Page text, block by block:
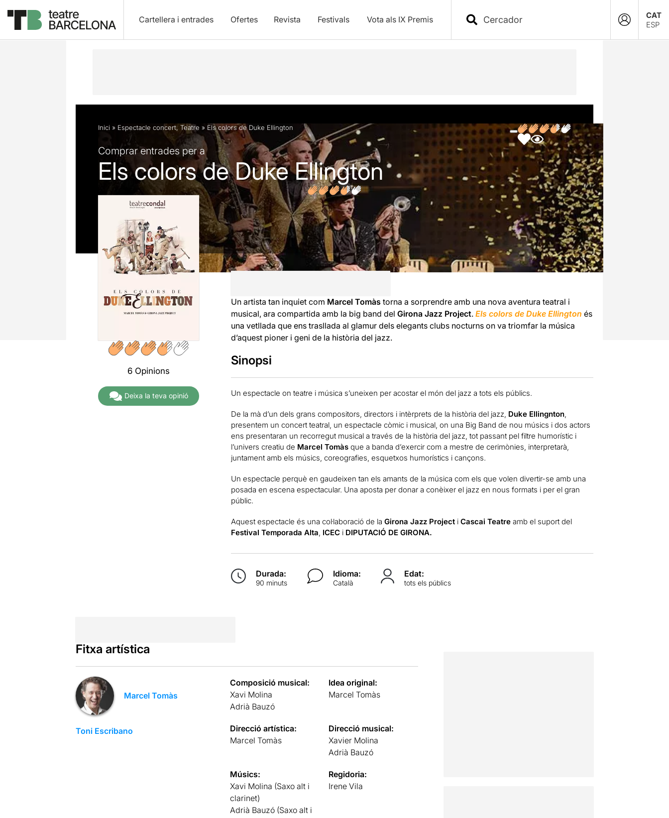
Cartellera i entrades Ofertes Revista Festivals Vota als IX Premis
CAT
ESP
Descripció Fitxa artística Fotos i vídeos Opinions
Inici » Espectacle concert, Teatre » Els colors de Duke Ellington
Comprar entrades per a
Els colors de Duke Ellington
6 Opinions
Deixa la teva opinió
Un artista tan inquiet com Marcel Tomàs torna a sorprendre amb una nova aventura teatral i
musical, ara compartida amb la big band del Girona Jazz Project. Els colors de Duke Ellington és
una vetllada que ens trasllada al glamur dels elegants clubs nocturns on va triomfar la música
d’aquest pioner i geni de la història del jazz.
Sinopsi
Un espectacle on teatre i música s’uneixen per acostar el món del jazz a tots els públics.
De la mà d’un dels grans compositors, directors i intèrprets de la història del jazz, Duke Ellingnton,
presentem un concert teatral, un espectacle còmic i musical, on una Big Band de nou músics i dos actors
ens presentaran un recorregut musical a través de la història del jazz, tot passant pel filtre humorístic i
l’univers creatiu de Marcel Tomàsque a banda d’exercir com a mestre de cerimònies, interpretarà,
juntament amb els músics, coreografies, esquetxos humorístics i cançons.
Un espectacle perquè en gaudeixen tan els amants de la música com els que volen divertir-se amb una
posada en escena espectacular. Una aposta per donar a conèixer el jazz en nous formats i per el gran
públic.
Aquest espectacle és una col·laboració de la Girona Jazz Projecti Cascai Teatreamb el suport del
Festival Temporada Alta ICECi DIPUTACIÓ DE GIRONA.
Durada:
90 minuts
Idioma:
Català
Edat:
tots els públics
Fitxa artística
Marcel Tomàs
Toni Escribano
Composició musical:
Xavi Molina
Adrià Bauzó
Idea original:
Marcel Tomàs
Direcció artística:
Marcel Tomàs
Direcció musical:
Xavier Molina
Adrià Bauzó
Músics:
Xavi Molina (Saxo alt i
clarinet)
Adrià Bauzó (Saxo alt i
Regidoria:
Irene Vila